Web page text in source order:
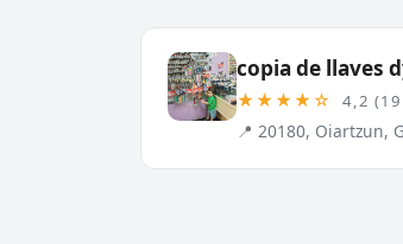
copia de llaves
★★★★☆ 4,2
📍 20180, Oiartzun,